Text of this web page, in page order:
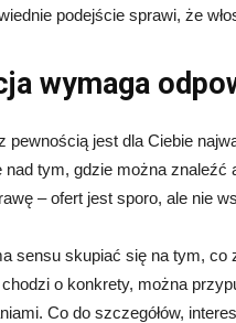
podejście sprawi, że
wymaga
pewnością jest dla Ciebie
nad tym, gdzie można
– ofert jest sporo, ale nie
sensu skupiać się na tym, co
o konkrety, można
Co do szczegółów,